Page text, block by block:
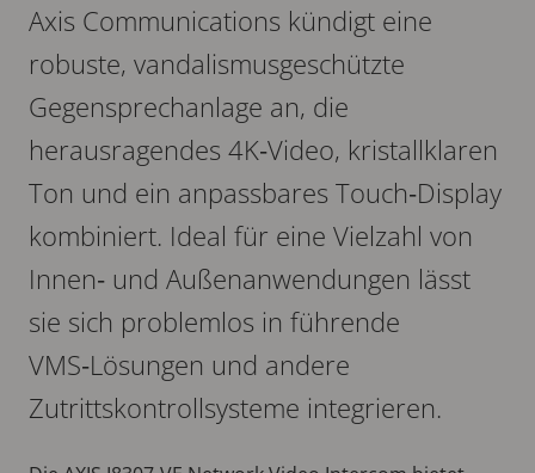
Axis Communications kündigt eine
robuste, vandalismusgeschützte
Gegensprechanlage an, die
herausragendes 4K‑Video, kristallklaren
Ton und ein anpassbares Touch‑Display
kombiniert. Ideal für eine Vielzahl von
Innen‑ und Außenanwendungen lässt
sie sich problemlos in führende
VMS‑Lösungen und andere
Zutrittskontrollsysteme integrieren.